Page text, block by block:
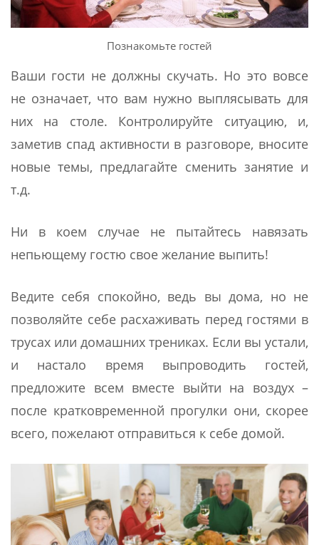
Познакомьте гостей
Ваши гости не должны скучать. Но это вовсе
не означает, что вам нужно выплясывать для
них на столе. Контролируйте ситуацию, и,
заметив спад активности в разговоре, вносите
новые темы, предлагайте сменить занятие и
т.д.
Ни в коем случае не пытайтесь навязать
непьющему гостю свое желание выпить!
Ведите себя спокойно, ведь вы дома, но не
позволяйте себе расхаживать перед гостями в
трусах или домашних трениках. Если вы устали,
и настало время выпроводить гостей,
предложите всем вместе выйти на воздух –
после кратковременной прогулки они, скорее
всего, пожелают отправиться к себе домой.